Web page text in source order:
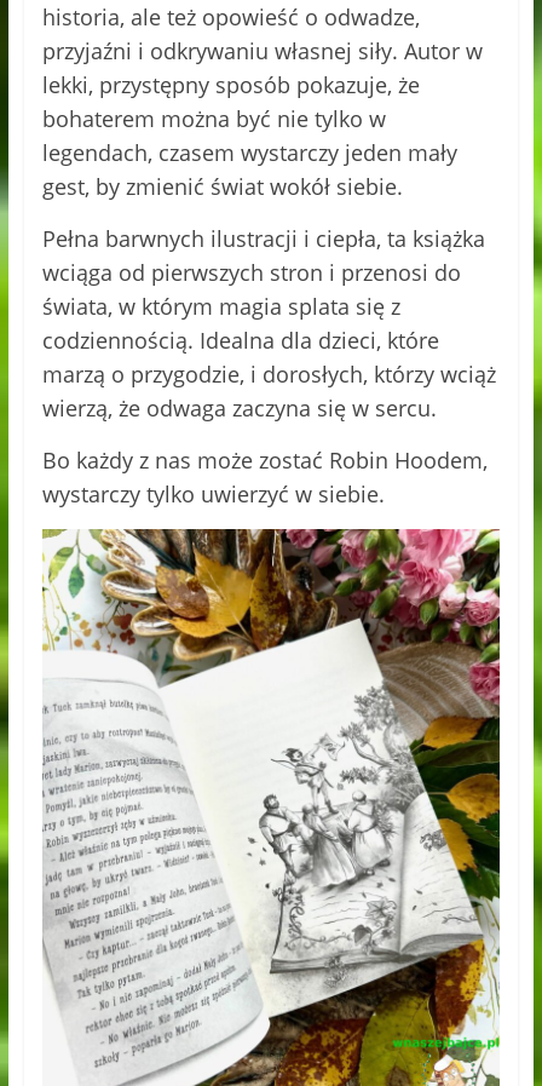
historia, ale też opowieść o odwadze,
przyjaźni i odkrywaniu własnej siły. Autor w
lekki, przystępny sposób pokazuje, że
bohaterem można być nie tylko w
legendach, czasem wystarczy jeden mały
gest, by zmienić świat wokół siebie.
Pełna barwnych ilustracji i ciepła, ta książka
wciąga od pierwszych stron i przenosi do
świata, w którym magia splata się z
codziennością. Idealna dla dzieci, które
marzą o przygodzie, i dorosłych, którzy wciąż
wierzą, że odwaga zaczyna się w sercu.
Bo każdy z nas może zostać Robin Hoodem,
wystarczy tylko uwierzyć w siebie.